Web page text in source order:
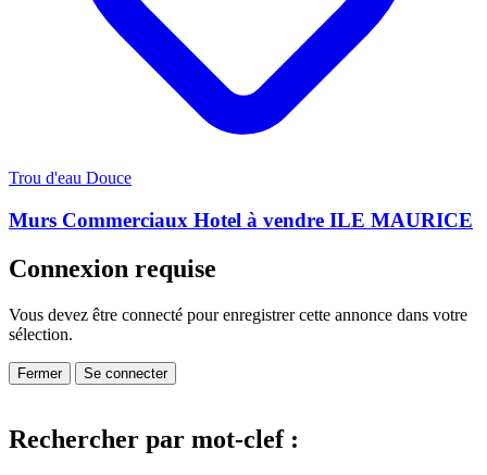
Trou d'eau Douce
Murs Commerciaux Hotel à vendre ILE MAURICE
Connexion requise
Vous devez être connecté pour enregistrer cette annonce dans votre
sélection.
Fermer Se connecter
Rechercher par mot-clef :